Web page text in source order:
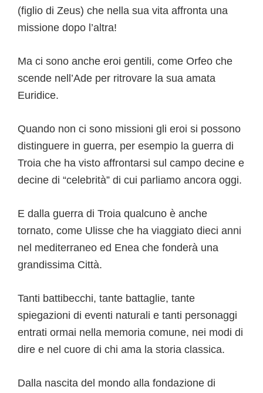
(figlio di Zeus) che nella sua vita affronta una
missione dopo l’altra!
Ma ci sono anche eroi gentili, come Orfeo che
scende nell’Ade per ritrovare la sua amata
Euridice.
Quando non ci sono missioni gli eroi si possono
distinguere in guerra, per esempio la guerra di
Troia che ha visto affrontarsi sul campo decine e
decine di “celebrità” di cui parliamo ancora oggi.
E dalla guerra di Troia qualcuno è anche
tornato, come Ulisse che ha viaggiato dieci anni
nel mediterraneo ed Enea che fonderà una
grandissima Città.
Tanti battibecchi, tante battaglie, tante
spiegazioni di eventi naturali e tanti personaggi
entrati ormai nella memoria comune, nei modi di
dire e nel cuore di chi ama la storia classica.
Dalla nascita del mondo alla fondazione di